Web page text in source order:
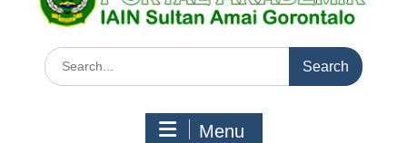
Search
for:
Menu